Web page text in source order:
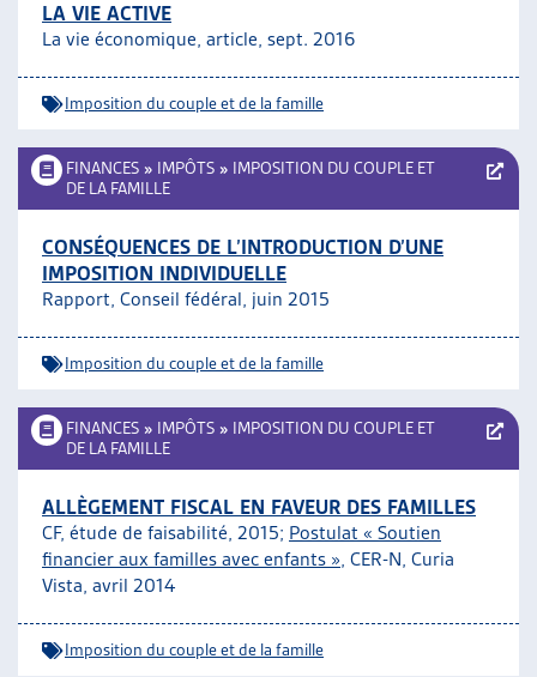
LA VIE ACTIVE
La vie économique, article, sept. 2016
Imposition du couple et de la famille
FINANCES » IMPÔTS » IMPOSITION DU COUPLE ET
DE LA FAMILLE
CONSÉQUENCES DE L’INTRODUCTION D’UNE
IMPOSITION INDIVIDUELLE
Rapport, Conseil fédéral, juin 2015
Imposition du couple et de la famille
FINANCES » IMPÔTS » IMPOSITION DU COUPLE ET
DE LA FAMILLE
ALLÈGEMENT FISCAL EN FAVEUR DES FAMILLES
CF, étude de faisabilité, 2015; Postulat « Soutien
financier aux familles avec enfants », CER-N, Curia
Vista, avril 2014
Imposition du couple et de la famille